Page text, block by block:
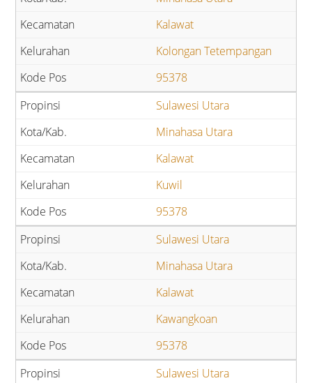
Kalawat
Kolongan Tetempangan
95378
Sulawesi Utara
Minahasa Utara
Kalawat
Kuwil
95378
Sulawesi Utara
Minahasa Utara
Kalawat
Kawangkoan
95378
Sulawesi Utara